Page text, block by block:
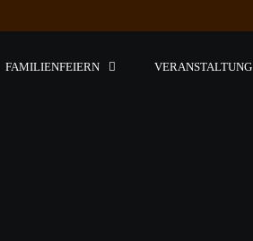
FAMILIENFEIERN VERANSTALTUNG